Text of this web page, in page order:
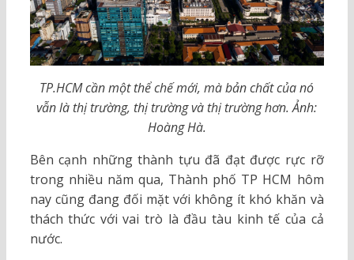
TP.HCM cần một thể chế mới, mà bản chất của nó
vẫn là thị trường, thị trường và thị trường hơn. Ảnh:
Hoàng Hà.
Bên cạnh những thành tựu đã đạt được rực rỡ
trong nhiều năm qua, Thành phố TP HCM hôm
nay cũng đang đối mặt với không ít khó khăn và
thách thức với vai trò là đầu tàu kinh tế của cả
nước.